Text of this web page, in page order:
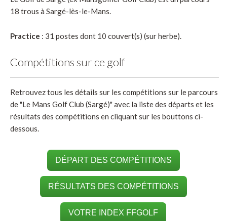
18 trous à Sargé-lès-le-Mans.
Practice : 31 postes dont 10 couvert(s) (sur herbe).
Compétitions sur ce golf
Retrouvez tous les détails sur les compétitions sur le parcours
de "Le Mans Golf Club (Sargé)" avec la liste des départs et les
résultats des compétitions en cliquant sur les bouttons ci-
dessous.
DÉPART DES COMPÉTITIONS
RÉSULTATS DES COMPÉTITIONS
VOTRE INDEX FFGOLF